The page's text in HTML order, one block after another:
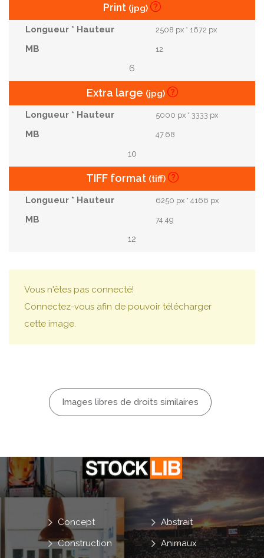
Print (jpg)
2508 px * 1672 px
12
6
Extra large (jpg)
5000 px * 3333 px
47.68
10
TIFF format (tiff)
6250 px * 4166 px
74.49
12
Vous n'êtes pas connecté!
Connectez-vous afin de pouvoir télécharger
cette image.
Images libres de droits similaires
Abstrait
Animaux
Concept
Construction